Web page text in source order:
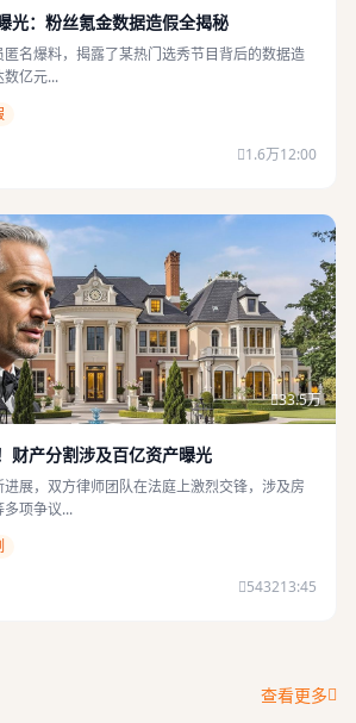
光：粉丝氪金数据造假全揭秘
名爆料，揭露了某热门选秀节目背后的数据造
亿元...
1.6万12:00
33.5万
财产分割涉及百亿资产曝光
展，双方律师团队在法庭上激烈交锋，涉及房
项争议...
543213:45
查看更多